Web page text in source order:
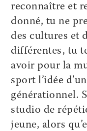
reconnaître et
donné, tu ne
des cultures et
différentes, tu
avoir pour la
sport l’idée
générationnel.
studio de
jeune, alors